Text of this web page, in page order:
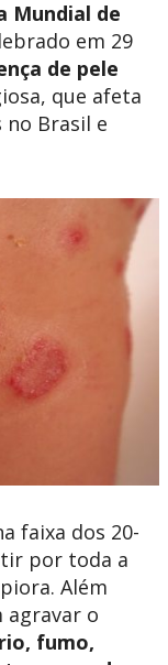
Mundial de
em 29
de pele
que afeta
Brasil e
faixa dos 20-
por toda a
Além
agravar o
fumo,